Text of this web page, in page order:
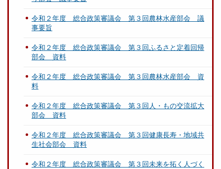
令和２年度 総合政策審議会 第３回農林水産部会 議
事要旨
令和２年度 総合政策審議会 第３回ふるさと定着回帰
部会 資料
令和２年度 総合政策審議会 第３回農林水産部会 資
料
令和２年度 総合政策審議会 第３回人・もの交流拡大
部会 資料
令和２年度 総合政策審議会 第３回健康長寿・地域共
生社会部会 資料
令和２年度 総合政策審議会 第３回未来を拓く人づく